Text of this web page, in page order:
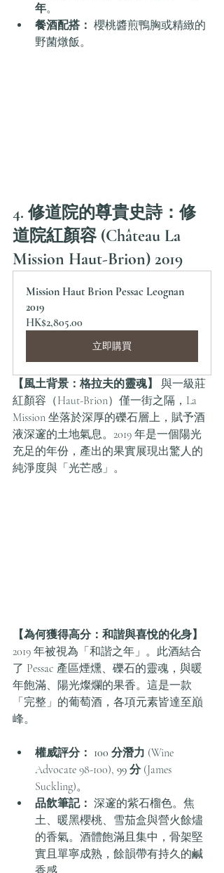
年。
餐酒配搭： 櫻桃醬煎鴨胸或精緻的
野菌燉飯。
4. 修道院的尊貴史詩：修
道院紅顏容 (Château La
Mission Haut-Brion) 2019
Mission Haut Brion Pessac Leognan
2019
HK$2,805.00
立即購買
【風土背景：格拉夫的靈魂】
與一級莊
紅顏容（Haut-Brion）僅一街之隔，La
Mission 坐落於深厚的礫石層上，賦予酒
液深邃的土地氣息。2019 年是一個陽光
充足的年份，產出的果實展現出驚人的
純淨度與「光芒感」。
【為何獲得高分：和諧與喜悅的化身】
2019 年被視為「和諧之年」。此酒結合
了 Pessac 產區煙燻、礫石的靈魂，與暖
年飽滿、陽光燦爛的果香。這是一款
「完整」的葡萄酒，各項元素皆達至巔
峰。
權威評分： 100 分潛力 (Wine
Advocate 98-100), 99 分 (James
Suckling)。
品飲筆記： 深邃的紫石榴色。焦
土、暖黑櫻桃、雪茄盒與營火餘燼
的香氣。酒體飽滿且集中，骨架堅
實且單寧成熟，餘韻帶有持久的鹹